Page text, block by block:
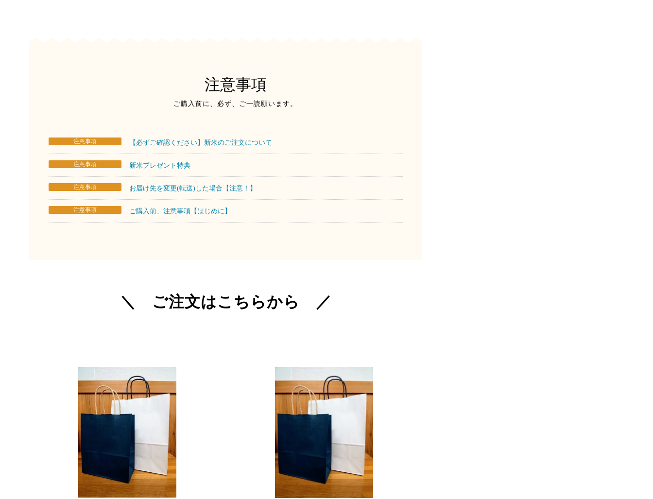
注意事項
ご購入前に、必ず、ご一読願います。
注意事項 【必ずご確認ください】新米のご注文について
注意事項 新米プレゼント特典
注意事項 お届け先を変更(転送)した場合【注意！】
注意事項 ご購入前、注意事項【はじめに】
＼ ご注文はこちらから ／